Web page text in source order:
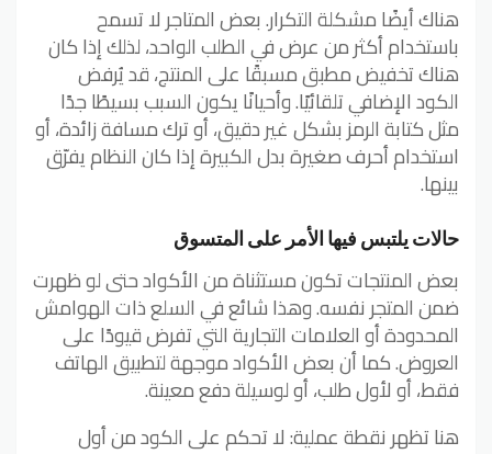
هناك أيضًا مشكلة التكرار. بعض المتاجر لا تسمح
باستخدام أكثر من عرض في الطلب الواحد، لذلك إذا كان
هناك تخفيض مطبق مسبقًا على المنتج، قد يُرفض
الكود الإضافي تلقائيًا. وأحيانًا يكون السبب بسيطًا جدًا
مثل كتابة الرمز بشكل غير دقيق، أو ترك مسافة زائدة، أو
استخدام أحرف صغيرة بدل الكبيرة إذا كان النظام يفرّق
بينها.
حالات يلتبس فيها الأمر على المتسوق
بعض المنتجات تكون مستثناة من الأكواد حتى لو ظهرت
ضمن المتجر نفسه. وهذا شائع في السلع ذات الهوامش
المحدودة أو العلامات التجارية التي تفرض قيودًا على
العروض. كما أن بعض الأكواد موجهة لتطبيق الهاتف
فقط، أو لأول طلب، أو لوسيلة دفع معينة.
هنا تظهر نقطة عملية: لا تحكم على الكود من أول